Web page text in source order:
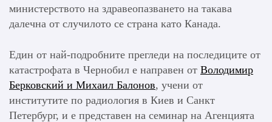
министерството на здравеопазването на такава
далечна от случилото се страна като Канада.
Един от най-подробните прегледи на последиците от
катастрофата в Чернобил е направен от Володимир
Берковский и Михаил Балонов, учени от
институтите по радиология в Киев и Санкт
Петербург, и е представен на семинар на Агенцията